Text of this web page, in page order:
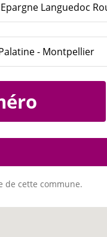
Languedoc
- Montpellier
de cette commune.